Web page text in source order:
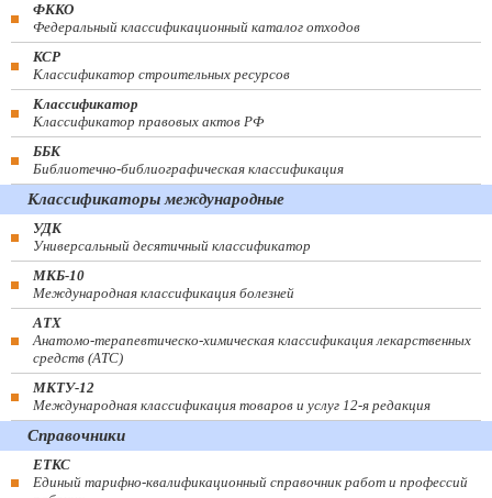
ФККО
Федеральный классификационный каталог отходов
КСР
Классификатор строительных ресурсов
Классификатор
Классификатор правовых актов РФ
ББК
Библиотечно-библиографическая классификация
Классификаторы международные
УДК
Универсальный десятичный классификатор
МКБ-10
Международная классификация болезней
АТХ
Анатомо-терапевтическо-химическая классификация лекарственных
средств (ATC)
МКТУ-12
Международная классификация товаров и услуг 12-я редакция
Справочники
ЕТКС
Единый тарифно-квалификационный справочник работ и профессий